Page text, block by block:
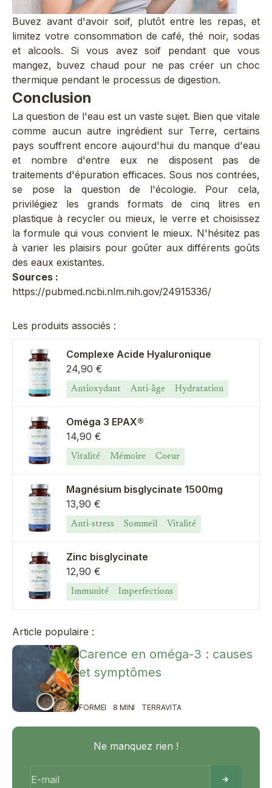
Buvez avant d'avoir soif, plutôt entre les repas, et
limitez votre consommation de café, thé noir, sodas
et alcools. Si vous avez soif pendant que vous
mangez, buvez chaud pour ne pas créer un choc
thermique pendant le processus de digestion.
Conclusion
La question de l'eau est un vaste sujet. Bien que vitale
comme aucun autre ingrédient sur Terre, certains
pays souffrent encore aujourd'hui du manque d'eau
et nombre d'entre eux ne disposent pas de
traitements d'épuration efficaces. Sous nos contrées,
se pose la question de l'écologie. Pour cela,
privilégiez les grands formats de cinq litres en
plastique à recycler ou mieux, le verre et choisissez
la formule qui vous convient le mieux. N'hésitez pas
à varier les plaisirs pour goûter aux différents goûts
des eaux existantes.
Sources :
https://pubmed.ncbi.nlm.nih.gov/24915336/
Les produits associés :
Complexe Acide Hyaluronique
Prix de vente
24,90 €
Antioxydant Anti-âge Hydratation
Oméga 3 EPAX®
Prix de vente
14,90 €
Vitalité Mémoire Coeur
Magnésium bisglycinate 1500mg
Prix de vente
13,90 €
Anti-stress Sommeil Vitalité
Zinc bisglycinate
Prix de vente
12,90 €
Immunité Imperfections
Article populaire :
Carence en oméga-3 : causes
et symptômes
FORME 8 MIN TERRAVITA
Ne manquez rien !
E-mail